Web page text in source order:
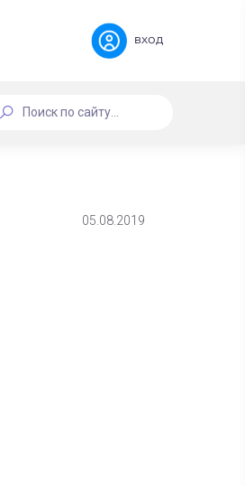
вход
05.08.2019